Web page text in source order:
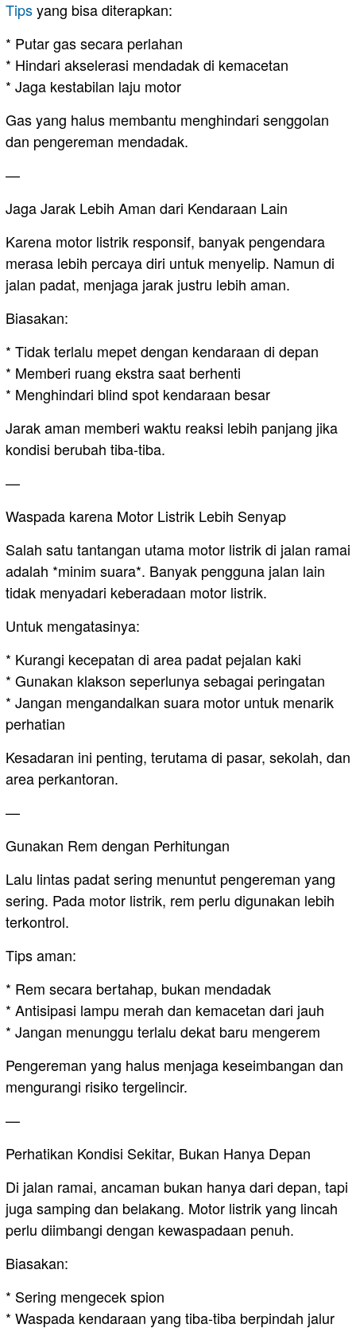
Tipsyang bisa diterapkan:
* Putar gas secara perlahan
* Hindari akselerasi mendadak di kemacetan
* Jaga kestabilan laju motor
Gas yang halus membantu menghindari senggolan
dan pengereman mendadak.
—
Jaga Jarak Lebih Aman dari Kendaraan Lain
Karena motor listrik responsif, banyak pengendara
merasa lebih percaya diri untuk menyelip. Namun di
jalan padat, menjaga jarak justru lebih aman.
Biasakan:
* Tidak terlalu mepet dengan kendaraan di depan
* Memberi ruang ekstra saat berhenti
* Menghindari blind spot kendaraan besar
Jarak aman memberi waktu reaksi lebih panjang jika
kondisi berubah tiba-tiba.
—
Waspada karena Motor Listrik Lebih Senyap
Salah satu tantangan utama motor listrik di jalan ramai
adalah *minim suara*. Banyak pengguna jalan lain
tidak menyadari keberadaan motor listrik.
Untuk mengatasinya:
* Kurangi kecepatan di area padat pejalan kaki
* Gunakan klakson seperlunya sebagai peringatan
* Jangan mengandalkan suara motor untuk menarik
perhatian
Kesadaran ini penting, terutama di pasar, sekolah, dan
area perkantoran.
—
Gunakan Rem dengan Perhitungan
Lalu lintas padat sering menuntut pengereman yang
sering. Pada motor listrik, rem perlu digunakan lebih
terkontrol.
Tips aman:
* Rem secara bertahap, bukan mendadak
* Antisipasi lampu merah dan kemacetan dari jauh
* Jangan menunggu terlalu dekat baru mengerem
Pengereman yang halus menjaga keseimbangan dan
mengurangi risiko tergelincir.
—
Perhatikan Kondisi Sekitar, Bukan Hanya Depan
Di jalan ramai, ancaman bukan hanya dari depan, tapi
juga samping dan belakang. Motor listrik yang lincah
perlu diimbangi dengan kewaspadaan penuh.
Biasakan:
* Sering mengecek spion
* Waspada kendaraan yang tiba-tiba berpindah jalur